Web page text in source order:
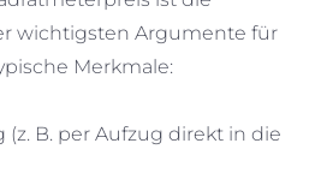
wichtigsten Argumente für
Merkmale:
(z. B. per Aufzug direkt in die